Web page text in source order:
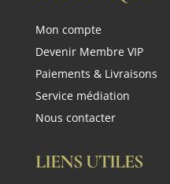
Mon compte
Devenir Membre VIP
Paiements & Livraisons
Service médiation
Nous contacter
LIENS UTILES